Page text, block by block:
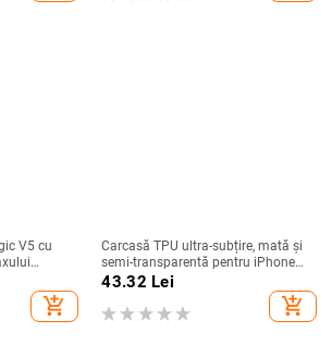
V5 cu
a
cădere
add_shopping_cart
Carcasă TPU ultra-subțire, mată și
semi-transparentă pentru iPhone
11/12/14/15/16/17 Pro Max,
protecție împotriva căderilor, anti-
amprente
43.32 Lei
add_shopping_cart